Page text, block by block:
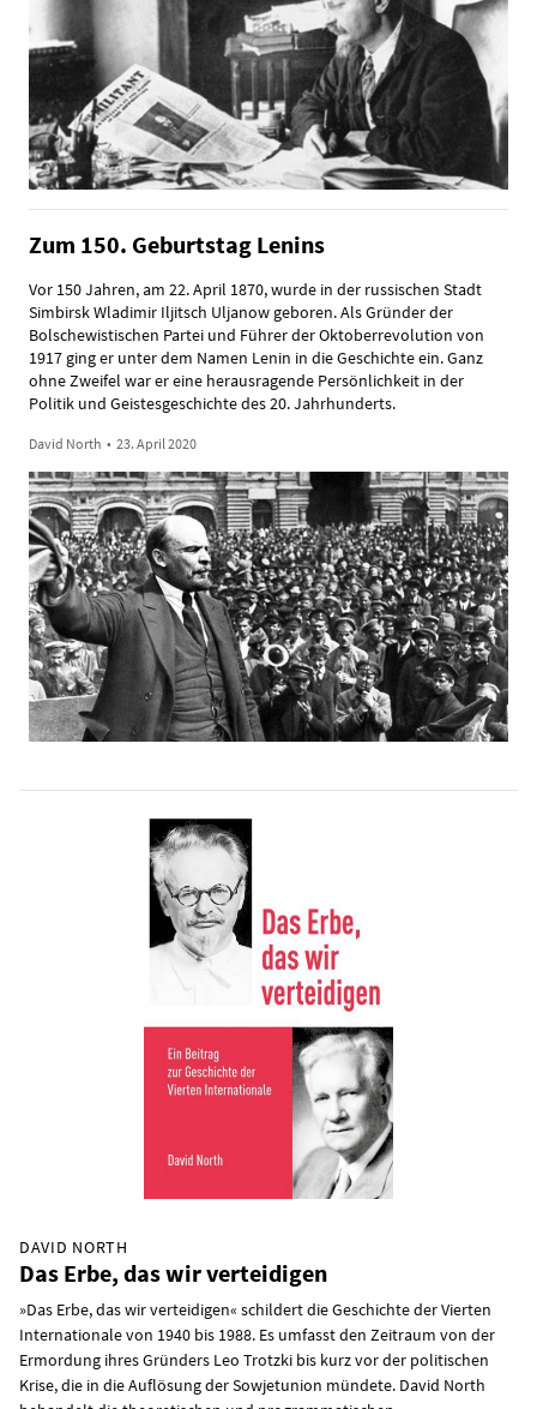
Zum 150. Geburtstag Lenins
Vor 150 Jahren, am 22. April 1870, wurde in der russischen Stadt
Simbirsk Wladimir Iljitsch Uljanow geboren. Als Gründer der
Bolschewistischen Partei und Führer der Oktoberrevolution von
1917 ging er unter dem Namen Lenin in die Geschichte ein. Ganz
ohne Zweifel war er eine herausragende Persönlichkeit in der
Politik und Geistesgeschichte des 20. Jahrhunderts.
David North • 23. April 2020
DAVID NORTH
Das Erbe, das wir verteidigen
»Das Erbe, das wir verteidigen« schildert die Geschichte der Vierten
Internationale von 1940 bis 1988. Es umfasst den Zeitraum von der
Ermordung ihres Gründers Leo Trotzki bis kurz vor der politischen
Krise, die in die Auflösung der Sowjetunion mündete. David North